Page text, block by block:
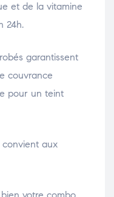
et de la vitamine
24h.
garantissent
couvrance
pour un teint
aux